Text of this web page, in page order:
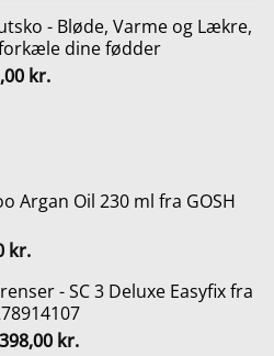
kr..
pris
er:
196,00 kr..
- Bløde, Varme og Lækre,
dine fødder
kr.Den
Argan Oil 230 ml fra GOSH
kr..
kr.Den
pris
er:
37,50 kr..
- SC 3 Deluxe Easyfix fra
kr.Den